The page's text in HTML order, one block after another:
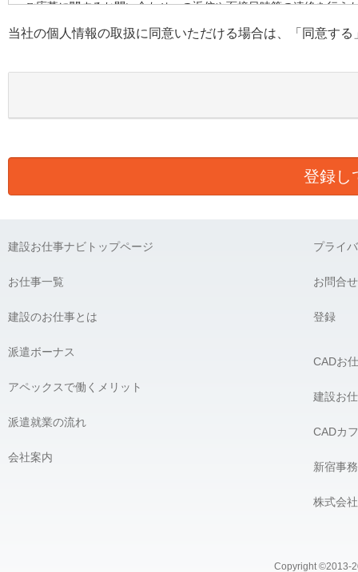
ご応募に関するお問い合わせへの返信や面接日時等の連絡を行
採用の検討のため健康状態、職務経歴、スキルシート、資格等の
E) 個人情報の取扱い業務の委託：
ります。この場合、個人情報を適切に取り扱っていると認めら
様の個人情報の漏洩防止に必要な事項を取決め、適切な管理を実
F) 個人情報提供の任意性：
G) 個人情報の開示請求について：
貴殿には、貴殿の個人情報の利用目的の通知、開示、内容の訂
の開示を要求する権利があります。必要な場合には、下記の窓口
【個人情報問合せ窓口】
〒163-1305 東京都新宿区西新宿6-5-1 新宿アイランドタワー5F
Phone：03-4500-4612（平日9:00 〜 18:00） e-mail：
個人情報問合せ窓口責任者 株式会社 アペックス 髙橋 宏
＿＿＿＿＿＿＿＿＿＿＿＿＿＿＿＿
当社の個人情報の取扱に同意いただける場合は、「同意す
建設お仕事ナビトップページ
お仕事一覧
建設のお仕事とは
派遣ボーナス
アペックスで働くメリット
派遣就業の流れ
会社案内
プライ
お問合せ
登録
CADお
建設お
CADカ
新宿事
株式会
Copyright ©2013-